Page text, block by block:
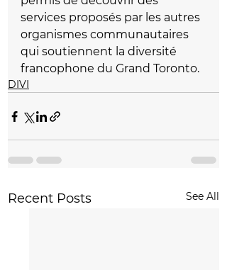
services proposés par les autres
organismes communautaires
qui soutiennent la diversité
francophone du Grand Toronto.
DIVI
Recent Posts See All